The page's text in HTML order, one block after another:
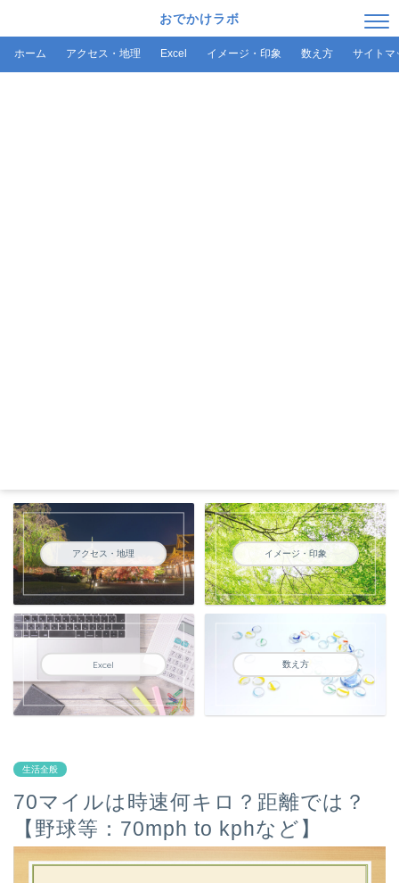
おでかけラボ
ホーム アクセス・地理 Excel イメージ・印象 数え方 サイトマ
アクセス・地理 イメージ・印象
Excel 数え方
生活全般
70マイルは時速何キロ？距離では？
【野球等：70mph to kphなど】